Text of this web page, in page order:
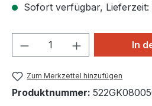
Sofort verfügbar, Lieferzeit:
Produkt Anzahl: Gib
In
Zum Merkzettel hinzufügen
Produktnummer: